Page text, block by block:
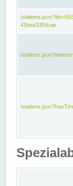
/
43bea330dcae
/
/